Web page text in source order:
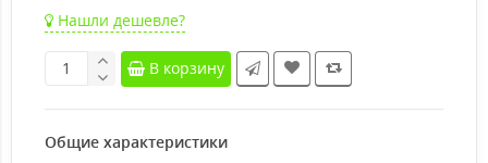
Нашли дешевле?
В корзину
Общие характеристики